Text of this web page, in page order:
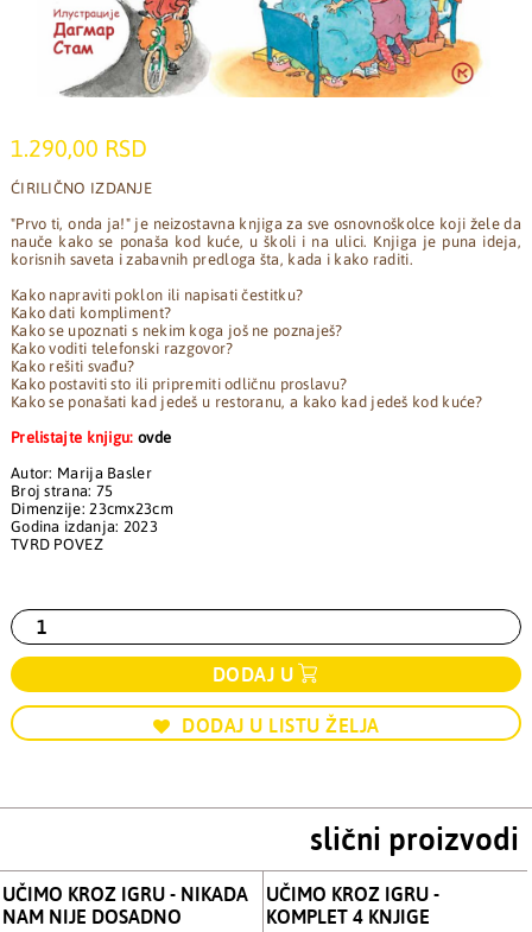
1.290,00 RSD
ĆIRILIČNO IZDANJE
"Prvo ti, onda ja!" je neizostavna knjiga za sve osnovnoškolce koji žele da
nauče kako se ponaša kod kuće, u školi i na ulici. Knjiga je puna ideja,
korisnih saveta i zabavnih predloga šta, kada i kako raditi.
Kako napraviti poklon ili napisati čestitku?
Kako dati kompliment?
Kako se upoznati s nekim koga još ne poznaješ?
Kako voditi telefonski razgovor?
Kako rešiti svađu?
Kako postaviti sto ili pripremiti odličnu proslavu?
Kako se ponašati kad jedeš u restoranu, a kako kad jedeš kod kuće?
Prelistajte knjigu: ovde
Autor: Marija Basler
Broj strana: 75
Dimenzije: 23cmx23cm
Godina izdanja: 2023
TVRD POVEZ
DODAJ U
DODAJ U LISTU ŽELJA
slični proizvodi
UČIMO KROZ IGRU - NIKADA
NAM NIJE DOSADNO
UČIMO KROZ IGRU -
KOMPLET 4 KNJIGE